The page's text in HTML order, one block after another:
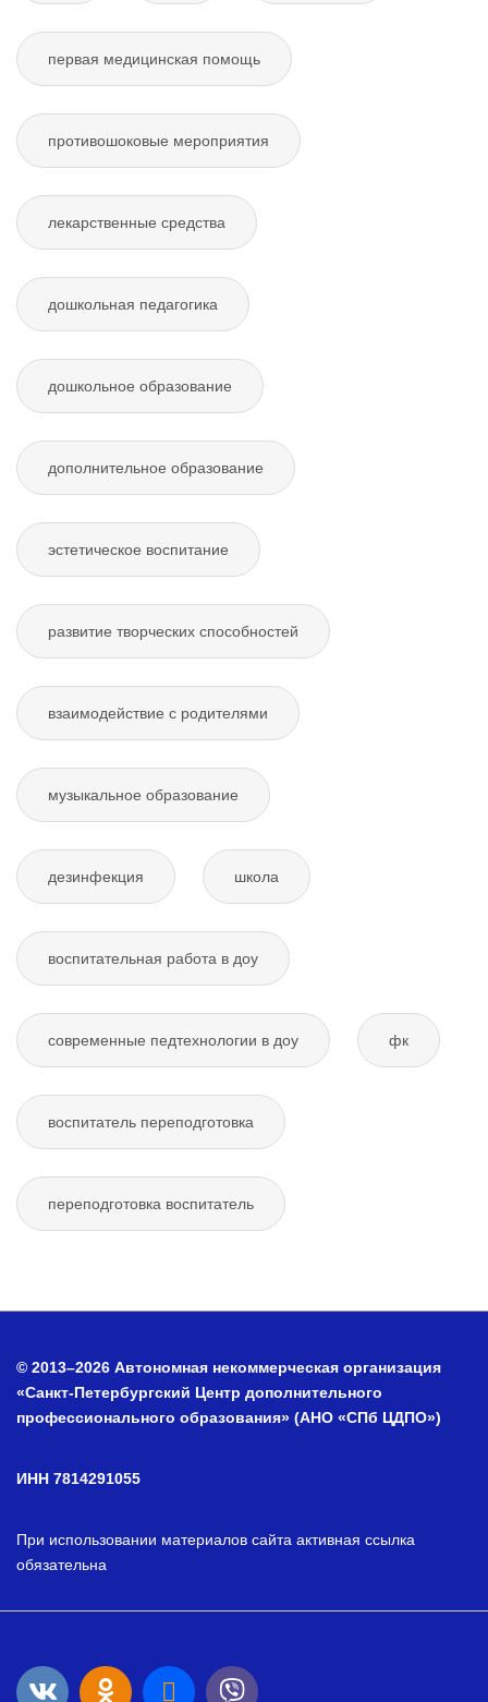
первая медицинская помощь
противошоковые мероприятия
лекарственные средства
дошкольная педагогика
дошкольное образование
дополнительное образование
эстетическое воспитание
развитие творческих способностей
взаимодействие с родителями
музыкальное образование
дезинфекция школа
воспитательная работа в доу
современные педтехнологии в доу фк
воспитатель переподготовка
переподготовка воспитатель
© 2013–2026 Автономная некоммерческая организация
«Санкт-Петербургский Центр дополнительного
профессионального образования» (АНО «СПб ЦДПО»)
ИНН 7814291055
При использовании материалов сайта активная ссылка
обязательна